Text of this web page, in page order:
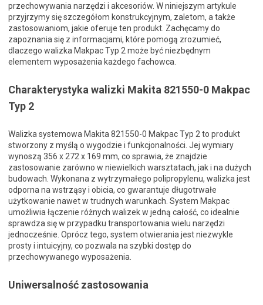
przechowywania narzędzi i akcesoriów. W niniejszym artykule
przyjrzymy się szczegółom konstrukcyjnym, zaletom, a także
zastosowaniom, jakie oferuje ten produkt. Zachęcamy do
zapoznania się z informacjami, które pomogą zrozumieć,
dlaczego walizka Makpac Typ 2 może być niezbędnym
elementem wyposażenia każdego fachowca.
Charakterystyka walizki Makita 821550-0 Makpac
Typ 2
Walizka systemowa Makita 821550-0 Makpac Typ 2 to produkt
stworzony z myślą o wygodzie i funkcjonalności. Jej wymiary
wynoszą 356 x 272 x 169 mm, co sprawia, że znajdzie
zastosowanie zarówno w niewielkich warsztatach, jak i na dużych
budowach. Wykonana z wytrzymałego polipropylenu, walizka jest
odporna na wstrząsy i obicia, co gwarantuje długotrwałe
użytkowanie nawet w trudnych warunkach. System Makpac
umożliwia łączenie różnych walizek w jedną całość, co idealnie
sprawdza się w przypadku transportowania wielu narzędzi
jednocześnie. Oprócz tego, system otwierania jest niezwykle
prosty i intuicyjny, co pozwala na szybki dostęp do
przechowywanego wyposażenia.
Uniwersalność zastosowania